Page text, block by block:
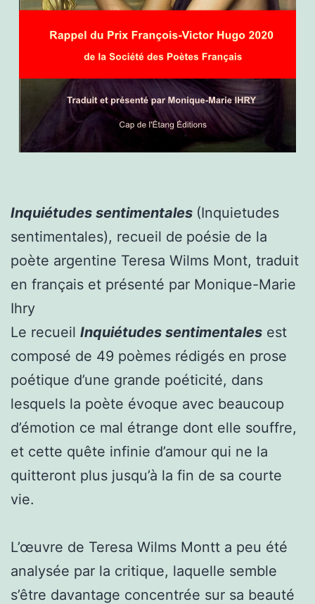
Inquiétudes sentimentales (Inquietudes
sentimentales), recueil de poésie de la
poète argentine Teresa Wilms Mont, traduit
en français et présenté par Monique-Marie
Ihry
Le recueil Inquiétudes sentimentales est
composé de 49 poèmes rédigés en prose
poétique d’une grande poéticité, dans
lesquels la poète évoque avec beaucoup
d’émotion ce mal étrange dont elle souffre,
et cette quête infinie d’amour qui ne la
quitteront plus jusqu’à la fin de sa courte
vie.
L’œuvre de Teresa Wilms Montt a peu été
analysée par la critique, laquelle semble
s’être davantage concentrée sur sa beauté